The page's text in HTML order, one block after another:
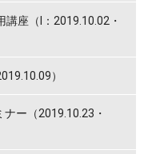
座（I：2019.10.02・
）
ー（2019.10.23・